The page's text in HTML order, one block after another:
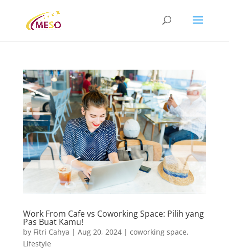
Work From Cafe vs Coworking Space: Pilih yang
Pas Buat Kamu!
by Fitri Cahya | Aug 20, 2024| coworking space,
Lifestyle